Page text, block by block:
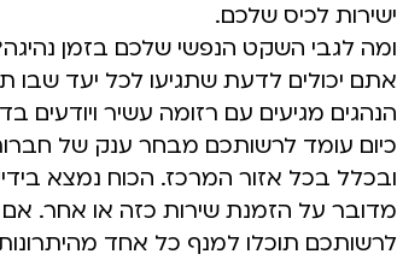
ישירות לכיס שלכם.
ומה לגבי השקט הנפשי שלכם בזמן
אתם יכולים לדעת שתגיעו לכל יעד שבו
הנהגים מגיעים עם רזומה עשיר ויודעים
כיום עומד לרשותכם מבחר ענק של
ובכלל בכל אזור המרכז. הכוח נמצא
מדובר על הזמנת שירות כזה או אחר.
לרשותכם תוכלו למנף כל אחד